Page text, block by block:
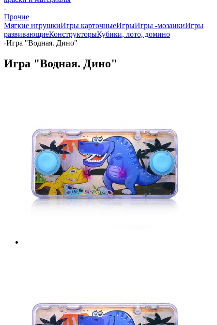
-
Прочие
Мягкие игрушкиИгры карточныеИгрыИгры -мозаикиИгры
развивающиеКонструкторыКубики, лото, домино
-Игра "Водная. Дино"
Игра "Водная. Дино"